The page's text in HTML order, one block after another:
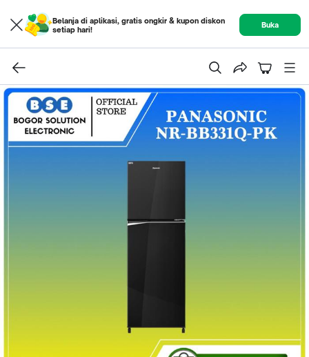
Belanja di aplikasi, gratis ongkir & kupon diskon
setiap hari!
Buka